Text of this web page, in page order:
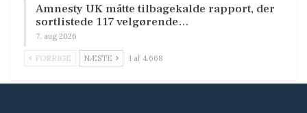
Amnesty UK måtte tilbagekalde rapport, der
sortlistede 117 velgørende…
7. aug 2026
FORRIGE NÆSTE 1 af 4.668